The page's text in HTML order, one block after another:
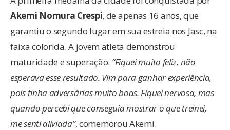
Akemi Nomura Crespi, de apenas 16 anos, que
garantiu o segundo lugar em sua estreia nos Jasc, na
faixa colorida. A jovem atleta demonstrou
maturidade e superação. “Fiquei muito feliz, não
esperava esse resultado. Vim para ganhar experiência,
pois tinha adversárias muito boas. Fiquei nervosa, mas
quando percebi que conseguia mostrar o que treinei,
me senti aliviada”, comemorou Akemi.